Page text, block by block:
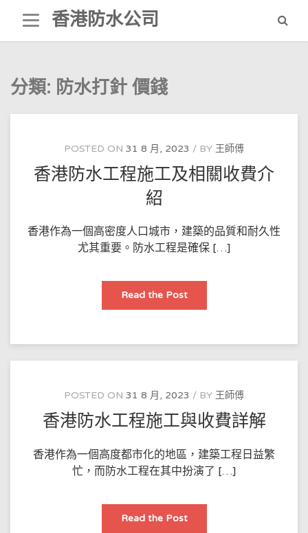
content
香港防水公司
分類: 防水打針 價錢
POSTED ON 31 8 月, 2023 BY 王師傅
香港防水工程施工及相關收費介
紹
香港作為一個高密度人口城市，建築的品質和耐久性
尤其重要。防水工程是確保 […]
Read the Post香
防
程
工
關
收
費
介
紹
POSTED ON 31 8 月, 2023 BY 王師傅
香港防水工程施工與收費詳解
香港作為一個高度都市化的地區，建築工程日益繁
忙，而防水工程在其中扮演了 […]
Read the Post香